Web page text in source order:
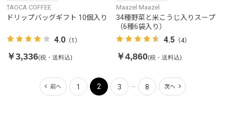
TAOCA COFFEE
ドリップバッグギフト 10個入り
4.0 （1）
￥3,336(税・送料込)
Maazel Maazel
34種野菜と米こうじ入りスープ
（6種6袋入り）
4.5（4）
￥4,860(税・送料込)
前へ 1 2 3 ... 8 次へ